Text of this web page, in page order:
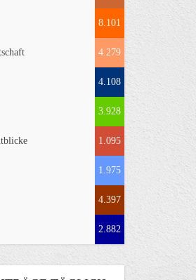
8.101
4.279
4.108
3.928
1.095
1.975
4.397
2.882